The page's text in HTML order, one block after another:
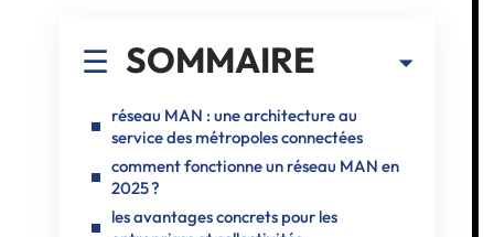
SOMMAIRE
réseau MAN : une architecture au
service des métropoles connectées
comment fonctionne un réseau MAN en
2025 ?
les avantages concrets pour les